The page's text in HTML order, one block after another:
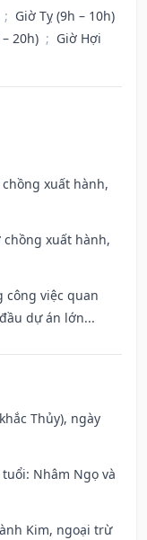
; Giờ Tỵ (9h – 10h)
20h) ; Giờ Hợi
xuất hành,
chồng xuất hành,
công việc quan
dự án lớn...
Thủy), ngày
Nhâm Ngọ và
Kim, ngoại trừ